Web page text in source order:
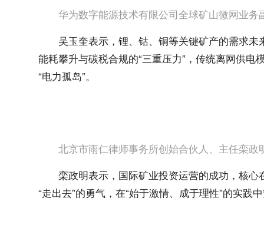
华为数字能源技术有限公司全球矿山微网业
吴玉奎表示，锂、钴、铜等关键矿产的需求
能耗攀升与碳税合规的“三重压力”，传统离网供
“电力孤岛”。
北京市雨仁律师事务所创始合伙人、主任栾政
栾政明表示，国际矿业投资运营的成功，核
“走出去”的勇气，在“始于激情、成于理性”的实践